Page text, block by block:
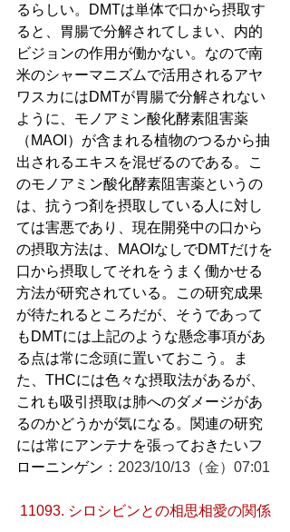
るらしい。DMTは単体で口から摂取す
ると、胃腸で分解されてしまい、内的
ビジョンの作用が働かない。なので南
米のシャーマニズムで活用されるアヤ
ワスカにはDMTが胃腸で分解されない
ように、モノアミン酸化酵素阻害薬
（MAOI）が含まれる植物のつるから抽
出されるエキスを混ぜるのである。こ
のモノアミン酸化酵素阻害薬というの
は、抗うつ剤を摂取している人に対し
ては害悪であり、現在開発中の口から
の摂取方法は、MAOIなしでDMTだけを
口から摂取してそれをうまく働かせる
方法が研究されている。この研究成果
が待たれるところだが、そうであって
もDMTには上記のような懸念事項があ
る点は常に念頭に置いておこう。ま
た、THCには色々な摂取法があるが、
これも吸引摂取は肺へのダメージがあ
るのかどうかが気になる。関連の研究
には常にアンテナを張っておきたいフ
ローニンゲン ：2023/10/13（金）07:01
11093. シロシビンとの相思相愛の関係